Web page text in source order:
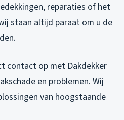
reparaties of het
staan altijd paraat om u de
contact op met Dakdekker
en problemen. Wij
van hoogstaande